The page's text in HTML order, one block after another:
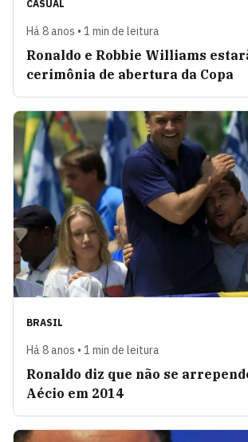
CASUAL
Há 8 anos • 1 min de leitura
Ronaldo e Robbie Williams
cerimônia de abertura da Copa
BRASIL
Há 8 anos • 1 min de leitura
Ronaldo diz que não se
Aécio em 2014